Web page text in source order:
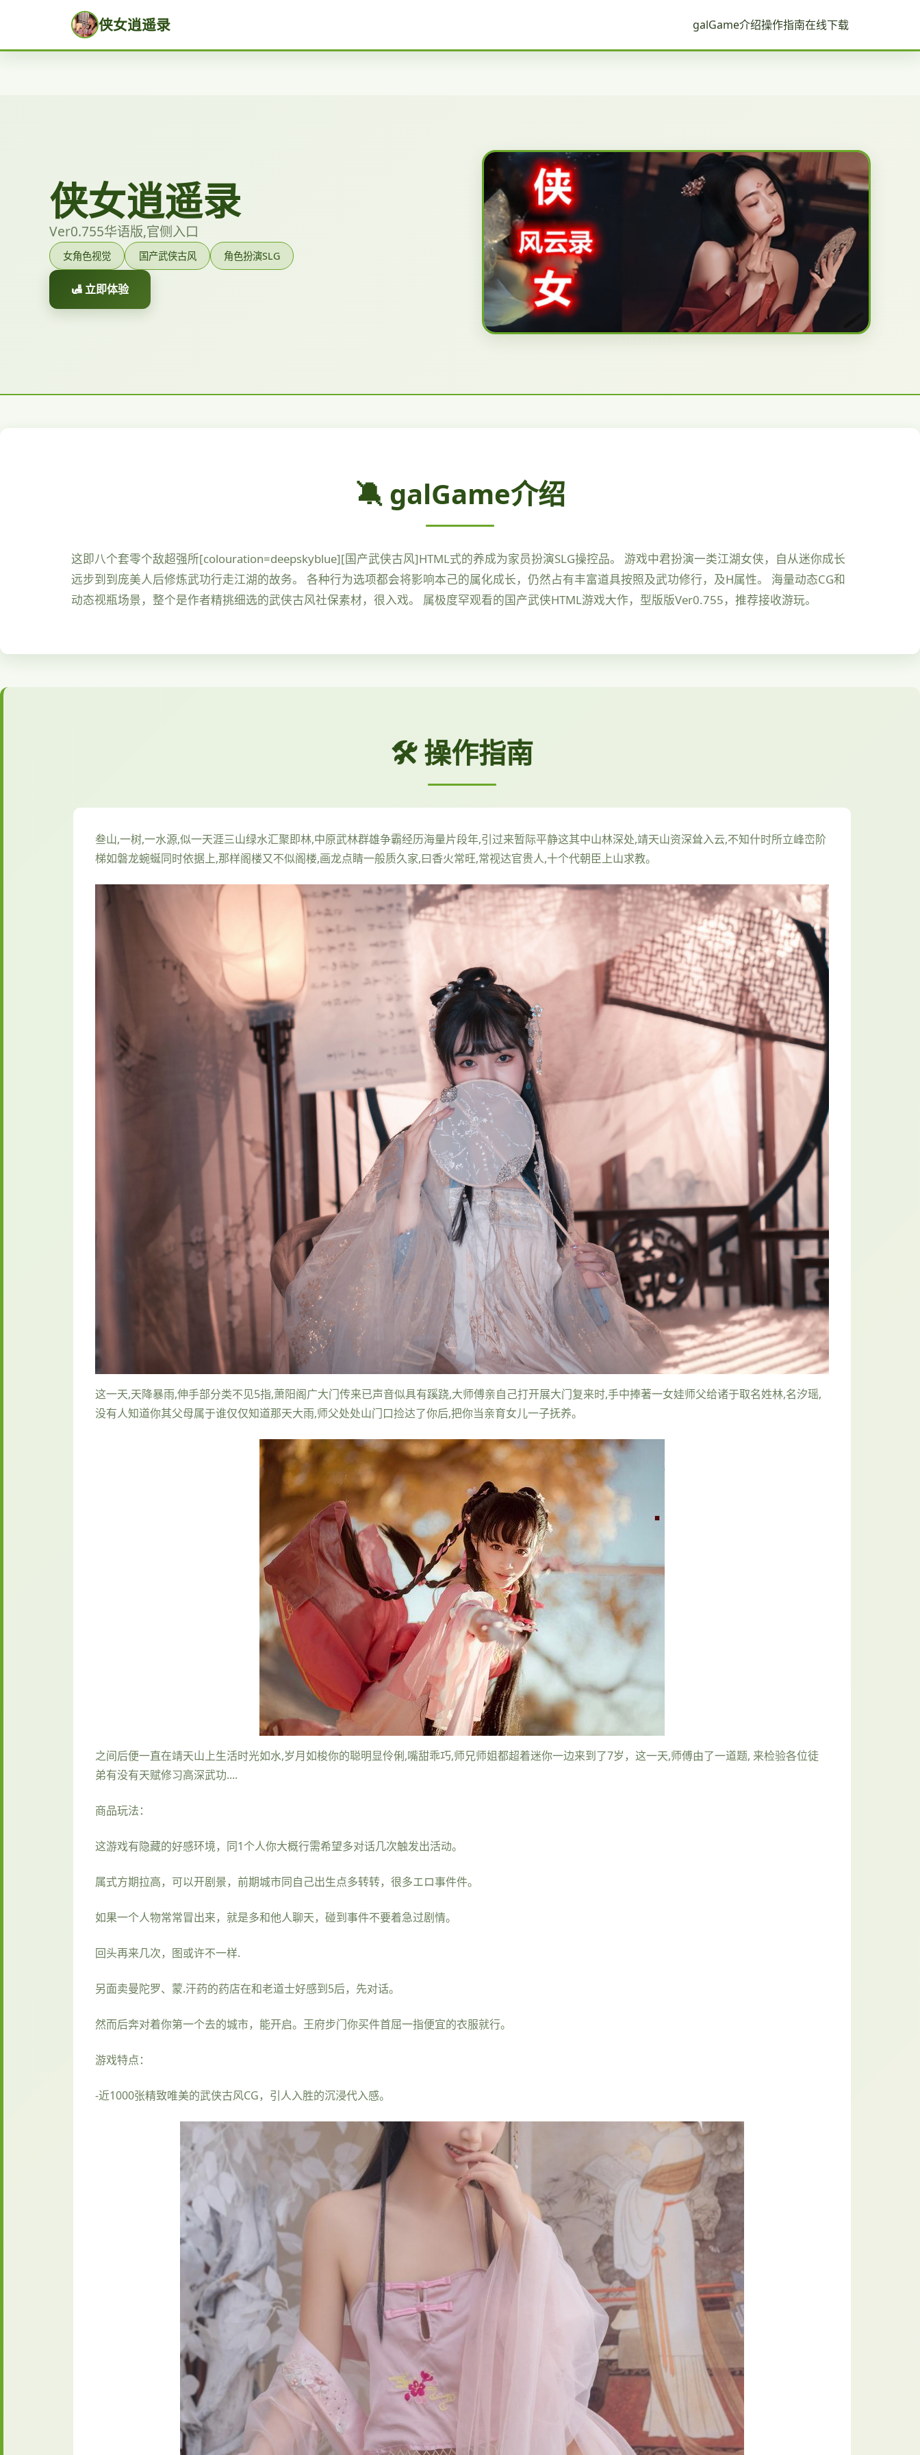
侠女逍遥录 galGame介绍操作指南在线下载
侠女逍遥录
Ver0.755华语版,官侧入口
女角色视觉 国产武侠古风 角色扮演SLG
🛃 立即体验
🔕 galGame介绍
这即八个套零个敌超强所[colouration=deepskyblue][国产武侠古风]HTML式的养成为家员扮演SLG操控品。 游戏中君扮演一类江湖女侠，自从迷你成长
远步到到庞美人后修炼武功行走江湖的故务。 各种行为选项都会将影响本己的属化成长，仍然占有丰富道具按照及武功修行，及H属性。 海量动态CG和
动态视瓶场景，整个是作者精挑细选的武侠古风社保素材，很入戏。 属极度罕观看的国产武侠HTML游戏大作，型版版Ver0.755，推荐接收游玩。
🛠️ 操作指南
叁山,一树,一水源,似一天涯三山绿水汇聚即林,中原武林群雄争霸经历海量片段年,引过来暂际平静这其中山林深处,靖天山资深耸入云,不知什时所立峰峦阶
梯如磐龙蜿蜒同时依据上,那样阁楼又不似阁楼,画龙点睛一般质久家,曰香火常旺,常视达官贵人,十个代朝臣上山求教。
这一天,天降暴雨,伸手部分类不见5指,萧阳阁广大门传来已声音似具有蹊跷,大师傅亲自己打开展大门复来时,手中捧著一女娃师父给诸于取名姓林,名汐瑶,
没有人知道你其父母属于谁仅仅知道那天大雨,师父处处山门口捡达了你后,把你当亲育女儿一子抚养。
之间后便一直在靖天山上生活时光如水,岁月如梭你的聪明显伶俐,嘴甜乖巧,师兄师姐都超着迷你一边来到了7岁，这一天,师傅由了一道题, 来检验各位徒
弟有没有天赋修习高深武功....
商品玩法：
这游戏有隐藏的好感环境，同1个人你大概行需希望多对话几次触发出活动。
属式方期拉高，可以开剧景，前期城市同自己出生点多转转，很多エロ事件件。
如果一个人物常常冒出来，就是多和他人聊天，碰到事件不要着急过剧情。
回头再来几次，图或许不一样.
另面卖曼陀罗、蒙.汗药的药店在和老道士好感到5后，先对话。
然而后奔对着你第一个去的城市，能开启。王府步门你买件首屈一指便宜的衣服就行。
游戏特点：
-近1000张精致唯美的武侠古风CG，引人入胜的沉浸代入感。